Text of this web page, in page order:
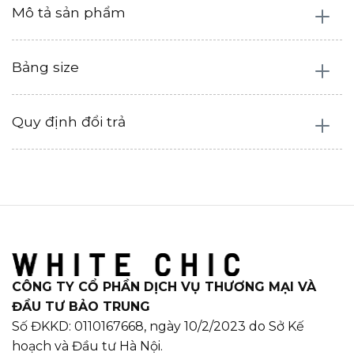
Mô tả sản phẩm
Bảng size
Quy định đổi trả
CÔNG TY CỔ PHẦN DỊCH VỤ THƯƠNG MẠI VÀ
ĐẦU TƯ BẢO TRUNG
Số ĐKKD: 0110167668, ngày 10/2/2023 do Sở Kế
hoạch và Đầu tư Hà Nội.